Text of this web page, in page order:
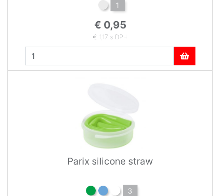
1
€ 0,95
€ 1,17 s DPH
Parix silicone straw
3